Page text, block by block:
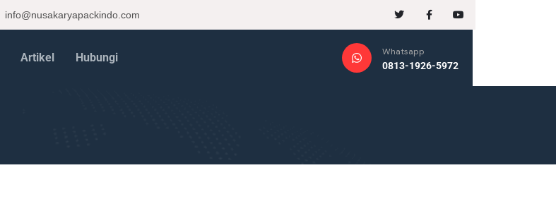
info@nusakaryapackindo.com
Artikel Hubungi
Whatsapp
0813-1926-5972